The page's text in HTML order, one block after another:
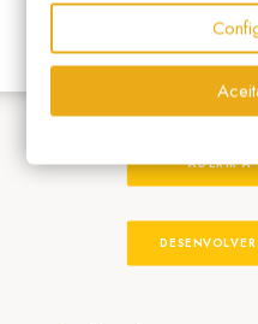
ADERIR À